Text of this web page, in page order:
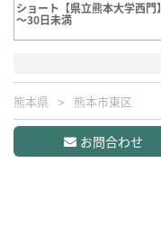
ショート【県立熊本大学西門】
～30日未満
熊本県 熊本市東区
お問合わせ